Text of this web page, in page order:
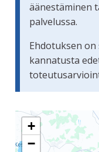
äänestäminen
palvelussa.
Ehdotuksen on
kannatusta
Seuraavassa
+
−